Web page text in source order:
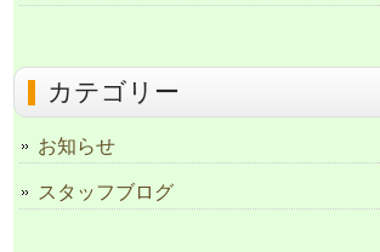
カテゴリー
お知らせ
スタッフブログ